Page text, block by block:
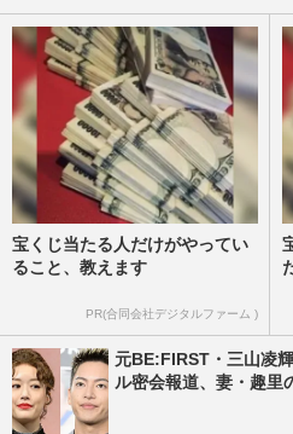
宝くじ当たる人だけがやってい
ること、教えます
PR(合同会社デジタルファーム )
元BE:FIRST・三山凌
ル密会報道、妻・趣里